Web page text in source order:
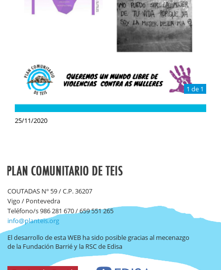
1 de 1
25/11/2020
COUTADAS Nº 59 / C.P. 36207
Vigo / Pontevedra
Teléfono/s 986 281 670 / 659 551 265
info@planteis.org
El desarrollo de esta WEB ha sido posible gracias al mecenazgo
de la Fundación Barrié y la RSC de Edisa